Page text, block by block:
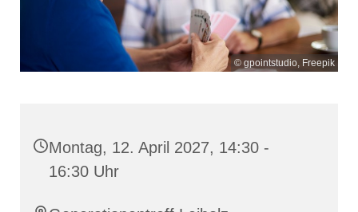
© gpointstudio, Freepik
Montag, 12. April 2027, 14:30 -
16:30 Uhr